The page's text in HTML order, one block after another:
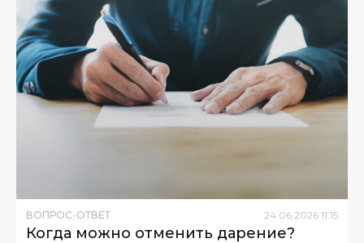
ВОПРОС-ОТВЕТ 24 06 2026 11:15
Когда можно отменить дарение?